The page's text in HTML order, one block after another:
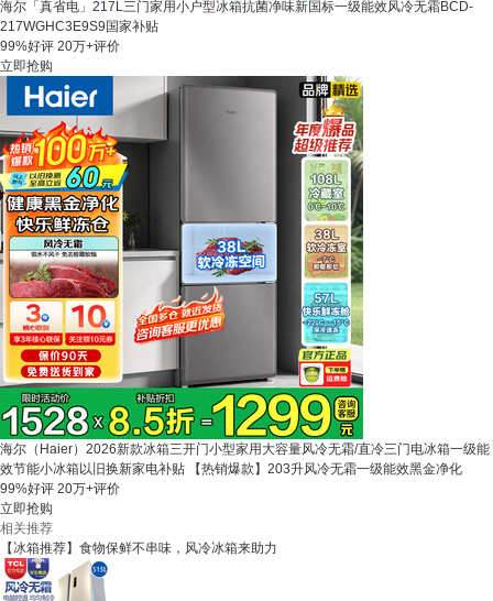
海尔「真省电」217L三门家用小户型冰箱抗菌净味新国标一级能效风冷无霜BCD-
217WGHC3E9S9国家补贴
99%好评 20万+评价
立即抢购
海尔（Haier）2026新款冰箱三开门小型家用大容量风冷无霜/直冷三门电冰箱一级能
效节能小冰箱以旧换新家电补贴 【热销爆款】203升风冷无霜一级能效黑金净化
99%好评 20万+评价
立即抢购
相关推荐
【冰箱推荐】食物保鲜不串味，风冷冰箱来助力